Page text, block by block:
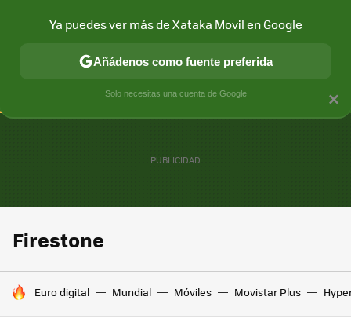
CONECTIVIDAD MÓVIL Y SOCIEDAD APLICACIONES
Firestone
HOY SE HABLA DE
Euro digital Mundial Móviles Movistar Plus
×
Ya puedes ver más de Xataka Movil en Google
Añádenos como fuente preferida
Solo necesitas una cuenta de Google